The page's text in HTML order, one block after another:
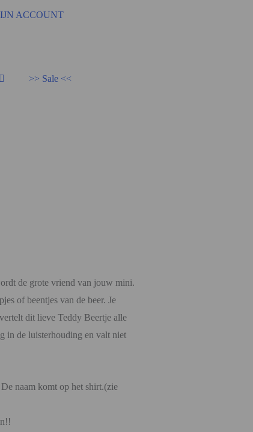
ACCOUNT
>> Sale <<
de grote vriend van jouw mini.
of beentjes van de beer. Je
dit lieve Teddy Beertje alle
in de luisterhouding en valt niet
naam komt op het shirt.(zie